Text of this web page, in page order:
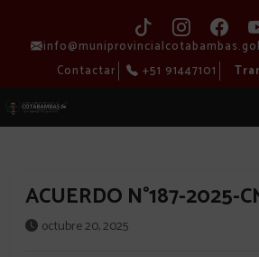
Contactar
+51 91447101
ACUERDO N°187-2025-
octubre 20, 2025